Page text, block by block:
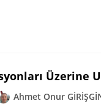
Üzerine
Ahmet Onur